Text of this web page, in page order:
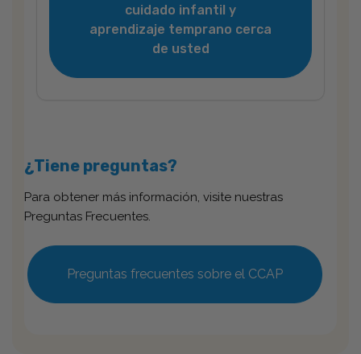
cuidado infantil y
aprendizaje temprano cerca
de usted
¿Tiene preguntas?
Para obtener más información, visite nuestras
Preguntas Frecuentes.
Preguntas frecuentes sobre el CCAP